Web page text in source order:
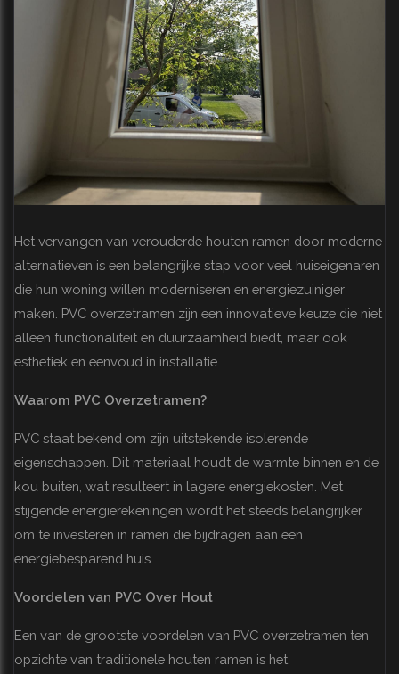
Het vervangen van verouderde houten ramen door moderne
alternatieven is een belangrijke stap voor veel huiseigenaren
die hun woning willen moderniseren en energiezuiniger
maken. PVC overzetramen zijn een innovatieve keuze die niet
alleen functionaliteit en duurzaamheid biedt, maar ook
esthetiek en eenvoud in installatie.
Waarom PVC Overzetramen?
PVC staat bekend om zijn uitstekende isolerende
eigenschappen. Dit materiaal houdt de warmte binnen en de
kou buiten, wat resulteert in lagere energiekosten. Met
stijgende energierekeningen wordt het steeds belangrijker
om te investeren in ramen die bijdragen aan een
energiebesparend huis.
Voordelen van PVC Over Hout
Een van de grootste voordelen van PVC overzetramen ten
opzichte van traditionele houten ramen is het